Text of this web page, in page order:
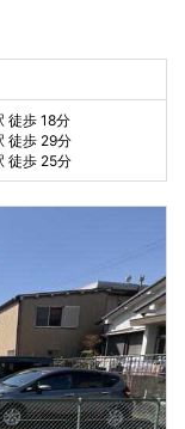
徒歩 18分
徒歩 29分
徒歩 25分